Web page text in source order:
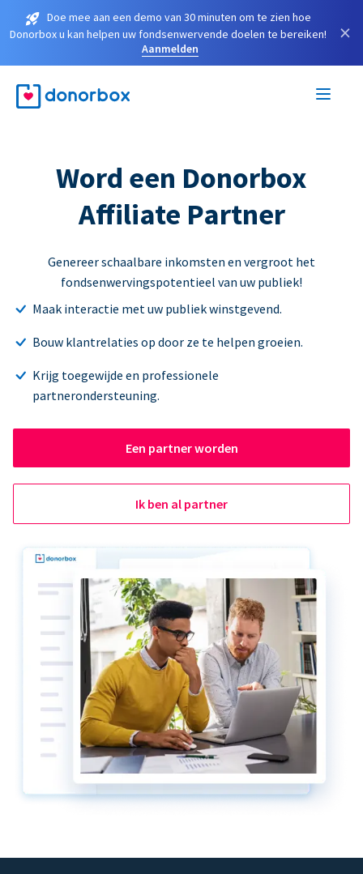
Doe mee aan een demo van 30 minuten om te zien hoe
Donorbox u kan helpen uw fondsenwervende doelen te bereiken!
Aanmelden
×
Word een Donorbox
Affiliate Partner
Genereer schaalbare inkomsten en vergroot het
fondsenwervingspotentieel van uw publiek!
Maak interactie met uw publiek winstgevend.
Bouw klantrelaties op door ze te helpen groeien.
Krijg toegewijde en professionele
partnerondersteuning.
Een partner worden
Ik ben al partner